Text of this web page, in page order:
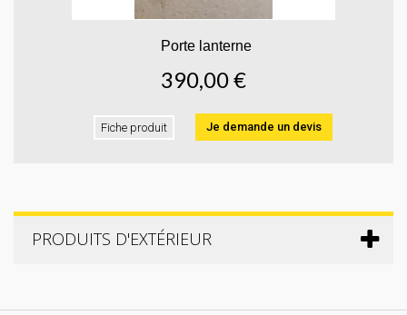
Porte lanterne
390,00 €
Fiche produit Je demande un devis
PRODUITS D'EXTÉRIEUR